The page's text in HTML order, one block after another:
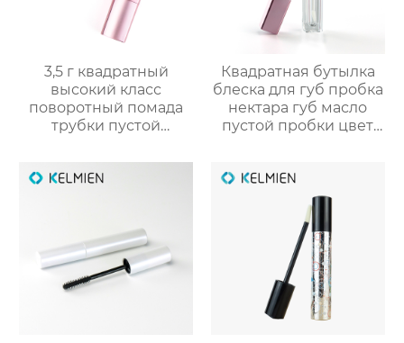
3,5 г квадратный
высокий класс
поворотный помада
трубки пустой
оптомм
Квадратная бутылка
блеска для губ пробка
нектара губ масло
пустой пробки цвет